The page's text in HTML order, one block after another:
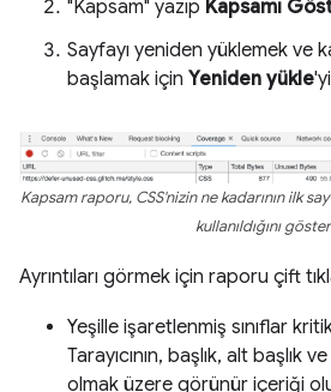
"Kapsam" yazıp Kapsamı
Sayfayı yeniden yüklemek ve
başlamak için Yeniden yükle
Kapsam raporu, CSS'nizin ne kadarının ilk
kullanıldığını
Ayrıntıları görmek için raporu çift
Yeşille işaretlenmiş sınıflar
Tarayıcının, başlık, alt başlık
olmak üzere görünür içeriği